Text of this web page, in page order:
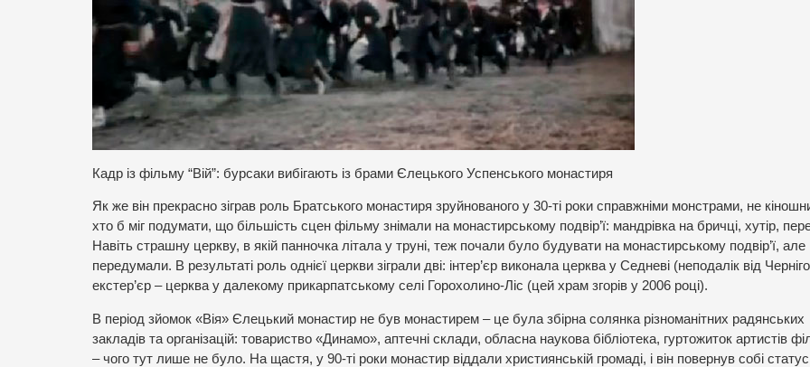
Кадр із фільму “Вій”: бурсаки вибігають із брами Єлецького Успенського монастиря
Як же він прекрасно зіграв роль Братського монастиря зруйнованого у 30-ті роки справжніми монстрами, не
хто б міг подумати, що більшість сцен фільму знімали на монастирському подвір’ї: мандрівка на бричці, хутір,
Навіть страшну церкву, в якій панночка літала у труні, теж почали було будувати на монастирському подвір’ї, але
передумали. В результаті роль однієї церкви зіграли дві: інтер’єр виконала церква у Седневі (неподалік від
екстер’єр – церква у далекому прикарпатському селі Горохолино-Ліс (цей храм згорів у 2006 році).
В період зйомок «Вія» Єлецький монастир не був монастирем – це була збірна солянка різноманітних радянських
закладів та організацій: товариство «Динамо», аптечні склади, обласна наукова бібліотека, гуртожиток артистів
– чого тут лише не було. На щастя, у 90-ті роки монастир віддали християнській громаді, і він повернув собі статус